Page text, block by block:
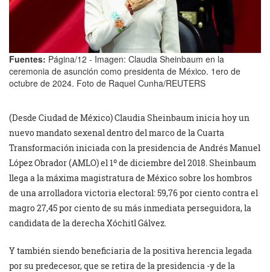
Fuentes: Página/12 - Imagen: Claudia Sheinbaum en la
ceremonia de asunción como presidenta de México. 1ero de
octubre de 2024. Foto de Raquel Cunha/REUTERS
(Desde Ciudad de México) Claudia Sheinbaum inicia hoy un
nuevo mandato sexenal dentro del marco de la Cuarta
Transformación iniciada con la presidencia de Andrés Manuel
López Obrador (AMLO) el 1º de diciembre del 2018. Sheinbaum
llega a la máxima magistratura de México sobre los hombros
de una arrolladora victoria electoral: 59,76 por ciento contra el
magro 27,45 por ciento de su más inmediata perseguidora, la
candidata de la derecha Xóchitl Gálvez.
Y también siendo beneficiaria de la positiva herencia legada
por su predecesor, que se retira de la presidencia -y de la